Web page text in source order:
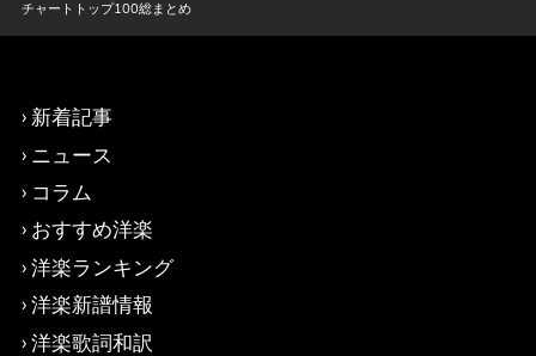
チャートトップ100総まとめ
新着記事
ニュース
コラム
おすすめ洋楽
洋楽ランキング
洋楽新譜情報
洋楽歌詞和訳